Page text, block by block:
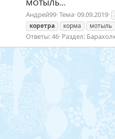
МОТЫЛЬ...
Андрей99 Тема 09.09.2019
коретра
корма мотыль
Ответы: 46 Раздел: